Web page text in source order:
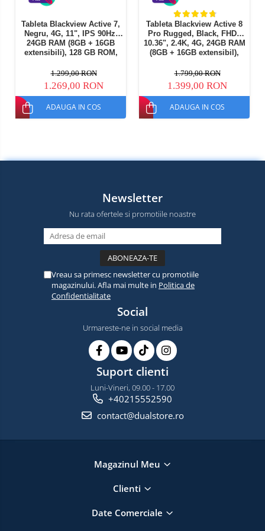
Tableta Blackview Active 7,
Negru, 4G, 11", IPS 90Hz,
24GB RAM (8GB + 16GB
extensibili), 128 GB ROM,
15, Helio G81, NFC, PC Mod,
Lumina Camping, 10000
mAh, 45W, Dual SIM
1.299,00 RON
1.269,00 RON
ADAUGA IN COS
Tableta Blackview Active 8
Pro Rugged, Black, FHD+
10.36", 2.4K, 4G, 24GB RAM
(8GB + 16GB extensibil),
Helio G99, 22000mAh, OTG,
NFC, Dual SIM
1.799,00 RON
1.399,00 RON
ADAUGA IN COS
Newsletter
Nu rata ofertele si promotiile noastre
Vreau sa primesc newsletter cu promotiile
magazinului. Afla mai multe in Politica de
Confidentialitate
Social
Urmareste-ne in social media
Suport clienti
Luni-Vineri, 09.00 - 17.00
+40215552590
contact@dualstore.ro
Magazinul Meu
Clienti
Date Comerciale